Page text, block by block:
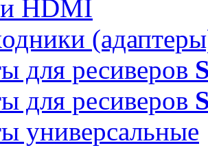
HDMI
для ресиверов
для ресиверов
универсальные